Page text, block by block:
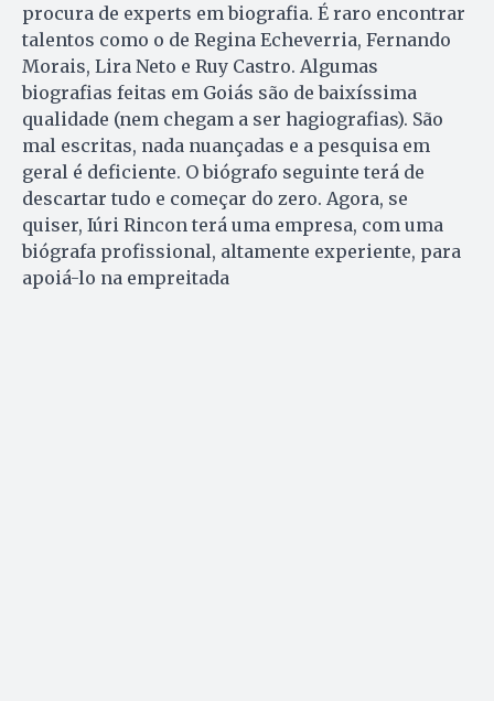
procura de experts em biografia. É raro encontrar
talentos como o de Regina Echeverria, Fernando
Morais, Lira Neto e Ruy Castro. Algumas
biografias feitas em Goiás são de baixíssima
qualidade (nem chegam a ser hagiografias). São
mal escritas, nada nuançadas e a pesquisa em
geral é deficiente. O biógrafo seguinte terá de
descartar tudo e começar do zero. Agora, se
quiser, Iúri Rincon terá uma empresa, com uma
biógrafa profissional, altamente experiente, para
apoiá-lo na empreitada